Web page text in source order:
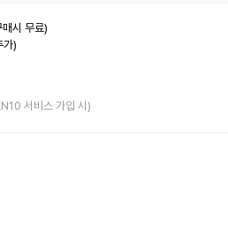
시 무료)
가)
서비스 가입 시)